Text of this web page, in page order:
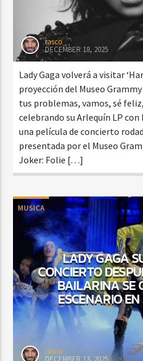
rasco
DECEMBER 18, 2025
Lady Gaga volverá a visitar
proyección del Museo
tus problemas, vamos, sé
celebrando su Arlequín LP
una película de concierto
presentada por el Museo
Joker: Folie […]
MUSICA
LADY GAGA
CONCIERTO
BAILARINA SE
ESCENARIO
rasco
DECEMBER 13, 2025